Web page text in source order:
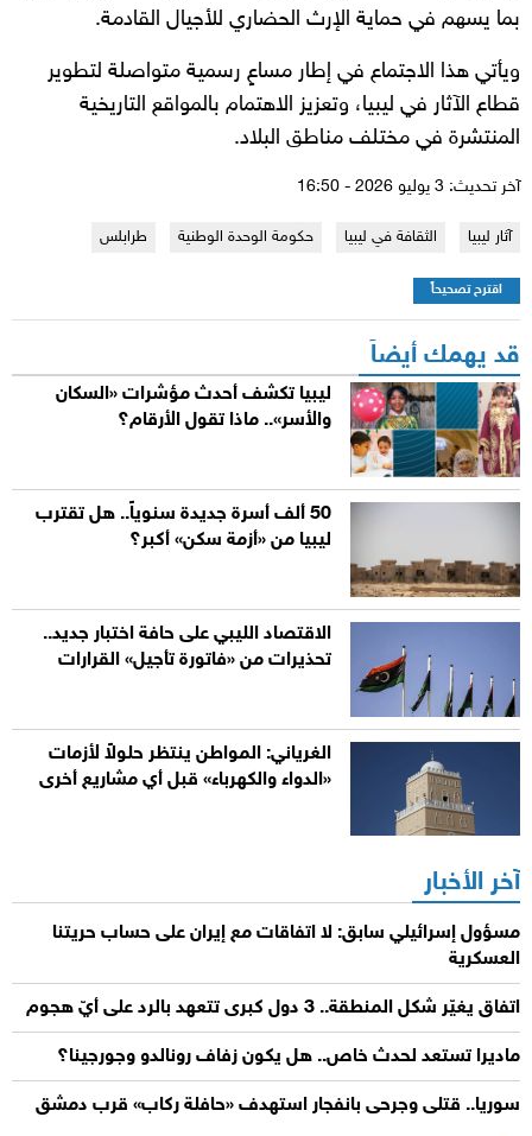
بما يسهم في حماية الإرث الحضاري للأجيال القادمة.
ويأتي هذا الاجتماع في إطار مساعٍ رسمية متواصلة لتطوير
قطاع الآثار في ليبيا، وتعزيز الاهتمام بالمواقع التاريخية
المنتشرة في مختلف مناطق البلاد.
آخر تحديث: 3 يوليو 2026 - 16:50
آثار ليبيا الثقافة في ليبيا حكومة الوحدة الوطنية طرابلس
اقترح تصحيحاً
قد يهمك أيضاً
ليبيا تكشف أحدث مؤشرات «السكان
والأسر».. ماذا تقول الأرقام؟
50 ألف أسرة جديدة سنوياً.. هل تقترب
ليبيا من «أزمة سكن» أكبر؟
الاقتصاد الليبي على حافة اختبار جديد..
تحذيرات من «فاتورة تأجيل» القرارات
الغرياني: المواطن ينتظر حلولاً لأزمات
«الدواء والكهرباء» قبل أي مشاريع أخرى
آخر الأخبار
مسؤول إسرائيلي سابق: لا اتفاقات مع إيران على حساب حريتنا
العسكرية
اتفاق يغيّر شكل المنطقة.. 3 دول كبرى تتعهد بالرد على أيّ هجوم
ماديرا تستعد لحدث خاص.. هل يكون زفاف رونالدو وجورجينا؟
سوريا.. قتلى وجرحى بانفجار استهدف «حافلة ركاب» قرب دمشق